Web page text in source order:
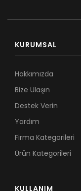
KURUMSAL
Hakkımızda
Bize Ulaşın
Destek Verin
Yardım
Firma Kategorileri
Ürün Kategorileri
KULLANIM